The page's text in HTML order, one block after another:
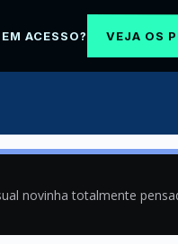
ACESSO? VEJA OS
novinha totalmente